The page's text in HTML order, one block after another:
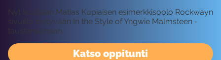
Katso oppitunti
Nyt kuullaan Matias Kupiaisen esimerkkisoolo Rockwayn
sivuilta löytyvään In the Style of Yngwie Malmsteen -
taustanauhaan.